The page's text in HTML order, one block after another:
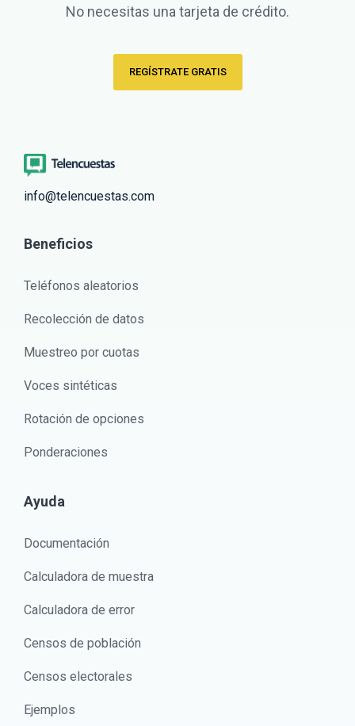
No necesitas una tarjeta de crédito.
REGÍSTRATE GRATIS
info@telencuestas.com
Beneficios
Teléfonos aleatorios
Recolección de datos
Muestreo por cuotas
Voces sintéticas
Rotación de opciones
Ponderaciones
Ayuda
Documentación
Calculadora de muestra
Calculadora de error
Censos de población
Censos electorales
Ejemplos